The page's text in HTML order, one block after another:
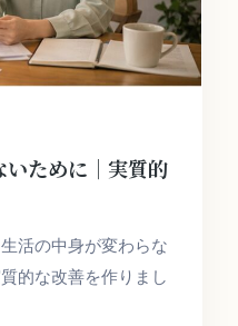
ために｜実質的
活の中身が変わらな
的な改善を作りまし